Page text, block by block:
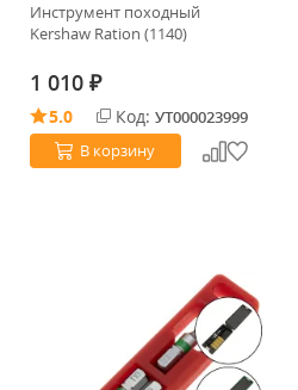
Инструмент походный
Kershaw Ration (1140)
1 010 ₽
5.0 Код: УТ000023999
В корзину